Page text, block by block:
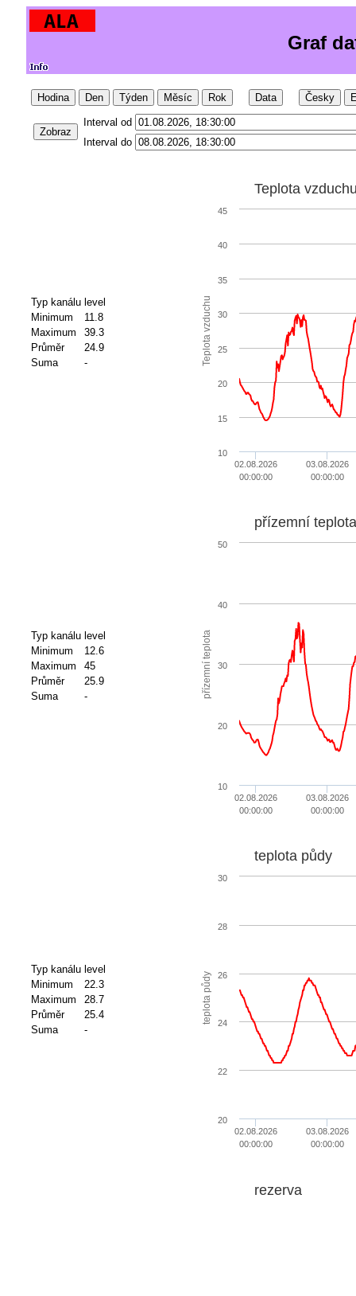
Graf
Hodina Den Týden Měsíc Rok Data Česky
Zobraz
Interval od
Interval do
Typ kanálu level
Minimum
11.8
Maximum
39.3
Průměr
24.9
Suma
- Teplota vzduchu
Teplota
02.08.2026
00:00:00
03.08.2026
00:00:00
10
15
20
25
30
35
40
45
Typ kanálu level
Minimum
12.6
Maximum
45
Průměr
25.9
Suma
- přízemní teplota
přízemní
02.08.2026
00:00:00
03.08.2026
00:00:00
10
20
30
40
50
Typ kanálu level
Minimum
22.3
Maximum
28.7
Průměr
25.4
Suma
-
teplota půdy
teplota půdy
02.08.2026
00:00:00
03.08.2026
00:00:00
22
24
26
28
30
20
rezerva